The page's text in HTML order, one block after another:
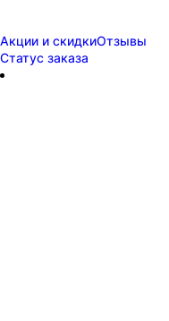
Акции и скидкиОтзывы
Статус заказа